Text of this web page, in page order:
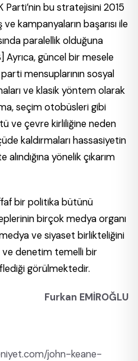
Parti’nin bu stratejisini 2015
kampanyaların başarısı ile
paralellik olduğuna
Ayrıca, güncel bir mesele
mensuplarının sosyal
ve klasik yöntem olarak
seçim otobüsleri gibi
ve çevre kirliliğine neden
kaldırmaları hassasiyetin
yönelik çıkarım
bir politika bütünü
birçok medya organı
ve siyaset birlikteliğini
ve denetim temelli bir
görülmektedir.
Furkan EMİROĞLU
john-keane-